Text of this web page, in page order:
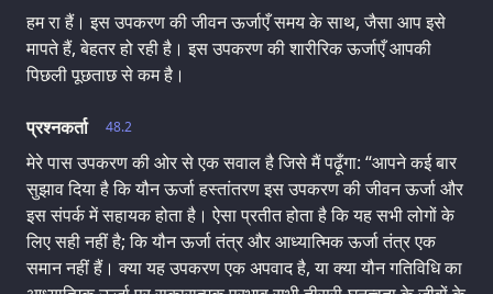
हम रा हैं। इस उपकरण की जीवन ऊर्जाएँ समय के साथ, जैसा आप इसे
मापते हैं, बेहतर हो रही है। इस उपकरण की शारीरिक ऊर्जाएँ आपकी
पिछली पूछताछ से कम है।
48.2
प्रश्नकर्ता
मेरे पास उपकरण की ओर से एक सवाल है जिसे मैं पढ़ूँगा: “आपने कई बार
सुझाव दिया है कि यौन ऊर्जा हस्तांतरण इस उपकरण की जीवन ऊर्जा और
इस संपर्क में सहायक होता है। ऐसा प्रतीत होता है कि यह सभी लोगों के
लिए सही नहीं है; कि यौन ऊर्जा तंत्र और आध्यात्मिक ऊर्जा तंत्र एक
समान नहीं हैं। क्या यह उपकरण एक अपवाद है, या क्या यौन गतिविधि का